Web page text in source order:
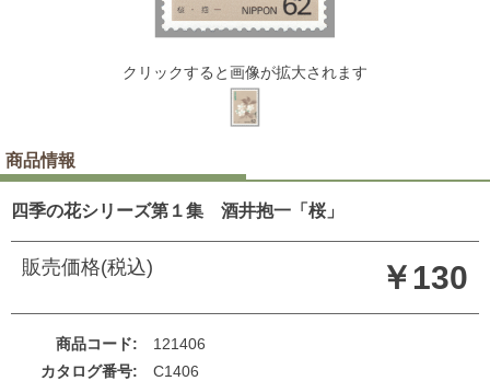
クリックすると画像が拡大されます
商品情報
四季の花シリーズ第１集 酒井抱一「桜」
販売価格(税込) ￥130
商品コード
121406
カタログ番号
C1406